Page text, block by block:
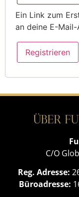
Ein Link zum
an deine E-
Registrieren
ÜBER
C/O
Reg. Adresse:
Büroadresse: